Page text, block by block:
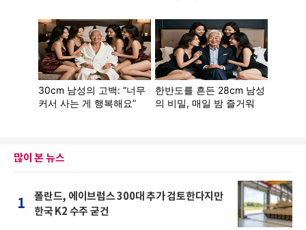
많이 본 뉴스
1
폴란드, 에이브럼스 300대 추가 검토한다지만
한국 K2 수주 굳건